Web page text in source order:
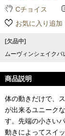
Cチョイス
お気に入り追加
[欠品中]
ムーヴィンシェイクバ
商品説明
体の動きだけで、
が出来るユニーク
す。先端の小さい
動きによってスイ